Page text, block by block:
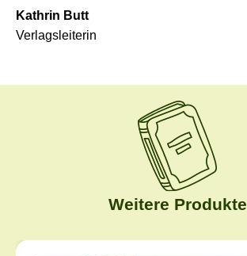
Kathrin Butt
Verlagsleiterin
Weitere Produkte
Produktgalerie überspringen